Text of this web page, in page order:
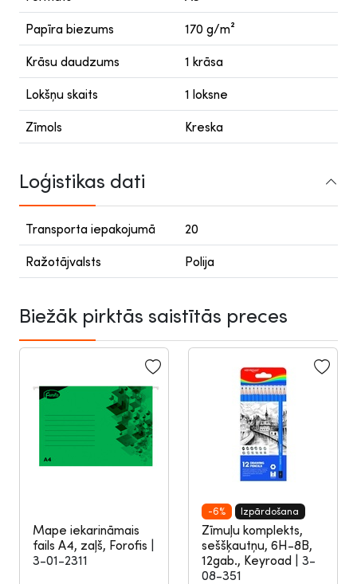
Papīra biezums 170 g/m²
Krāsu daudzums 1 krāsa
Lokšņu skaits 1 loksne
Zīmols Kreska
Loģistikas dati
Transporta iepakojumā 20
Ražotājvalsts Polija
Biežāk pirktās saistītās preces
Mape iekarināmais
fails A4, zaļš, Forofis
3-01-2311
-6% Izpārdošana
Zīmuļu komplekts,
seššķautņu, 6H-8B,
12gab., Keyroad
3-
08-351